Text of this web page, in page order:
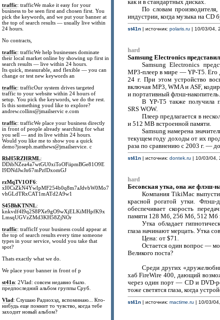
traffic: trafficWe make it easy for your
business to be seen first and chosen first. You
pick the keywords, and we put your banner at
the top of search results — usually live within
24 hours.
No contracts,
traffic: trafficWe help businesses dominate
their local market online by showing up first in
search results — live within 24 hours.
Its quick, measurable, and flexible — you can
change or test new keywords an
traffic: trafficOur system drives targeted
traffic to your website within 24 hours of
setup. You pick the keywords, we do the rest.
Is this something youd like to explore?
andrew.collins@jmailservic e.com
traffic: trafficWe place your business directly
in front of people already searching for what
you sell — and its live within 24 hours.
Would you like me to show you a quick
demo?joseph.matthews@jmailservice. c
RbH5RZHRML:
DDibNZea4a7wtGU0xiToOFiipmBGe81O9E
I9DNdJwJn67mPzfDxomGJ
rzMqTV1OF6:
xI0CsZkN4YwIpMF254b0q8m7aJdvbW0Mo7
vhGLdTRxCAT1mATd2A9w1
S45BhKTNNL:
knkvdf4l9q2S8PXe9gO9wXjELKiMHpfK9x
LmsqUGVzZMd3KH58ZjNOr
traffic: trafficIf your business could appear at
the top of search results every time someone
types in your service, would you take that
spot?
Thats exactly what we do.
We place your banner in front of p
st41n: 2Vlad: совсем недавно было.
предпоследний альбом группы Сруб.
Vlad: Слушаю Радиохэд, вспоминаю... Кто-
нибудь еще помнит то чувство, когда тебе
заходит новый альбом?
как и в стандартных дисках.
По словам
индустрии, когда музыка на CD
st41n| источник: polaris.ru | 10/03/04,
hard
Samsung Electronics
Samsung Electronics
MP3-плеер в мире — YP-T5. Его
24 г. При этом устройство
включая MP3, WMA и ASF,
и портативный флэш-накопитель.
В YP-T5 также получила
SRS WOW.
Плеер предлагается в
и 512 MB встроенной памяти.
Samsung намерена
текущем году доходы от их
раза по сравнению с 2003 г. —
st41n| источник: dontek.ru | 10/03/04,
hard
Бесовская утка, она же флэш-
Компания TikiMac
красной рогатой утки.
обеспечивает скорость
памяти 128 Мб, 256 Мб, 512 Мб
Утка обладает
глаза начинают мерцать. Утка
Цена: от $71.
Остается один вопрос —
Великого поста?
Среди других
хаб FireWire 400, дающий
через один порт — CD и DVD-
тоже светятся глаза, когда
st41n| источник: mactime.ru | 10/03/